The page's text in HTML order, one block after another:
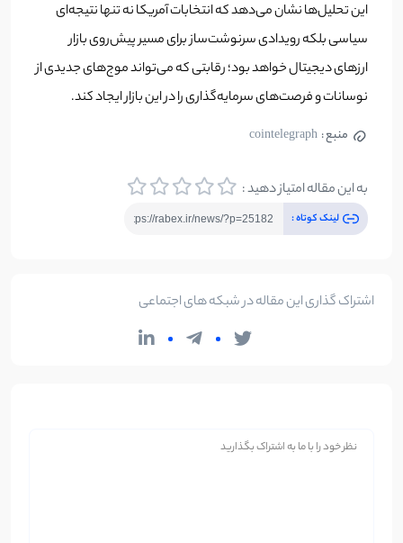
این تحلیل‌ها نشان می‌دهد که انتخابات آمریکا نه تنها نتیجه‌ای
سیاسی بلکه رویدادی سرنوشت‌ساز برای مسیر پیش‌روی بازار
ارزهای دیجیتال خواهد بود؛ رقابتی که می‌تواند موج‌های جدیدی از
نوسانات و فرصت‌های سرمایه‌گذاری را در این بازار ایجاد کند.
منبع : cointelegraph
به این مقاله امتیاز دهید :
لینک کوتاه :
اشتراک گذاری این مقاله در شبکه های اجتماعی